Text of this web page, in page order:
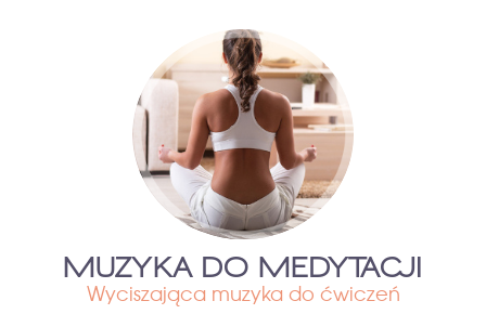
MUZYKA DO MEDYTACJI
Wyciszająca muzyka do ćwiczeń